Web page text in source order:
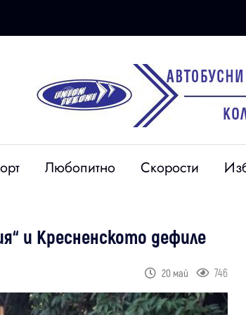
Любопитно Скорости
и Кресненското дефиле
20 май 746